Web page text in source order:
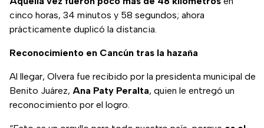
cinco horas, 34 minutos y 58 segundos; ahora
prácticamente duplicó la distancia.
Reconocimiento en Cancún tras la hazaña
Al llegar, Olvera fue recibido por la presidenta municipal de
Benito Juárez, Ana Paty Peralta, quien le entregó un
reconocimiento por el logro.